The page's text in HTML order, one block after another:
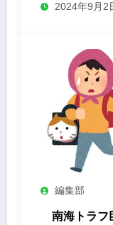
2024年9月2
編集部
南海トラフ